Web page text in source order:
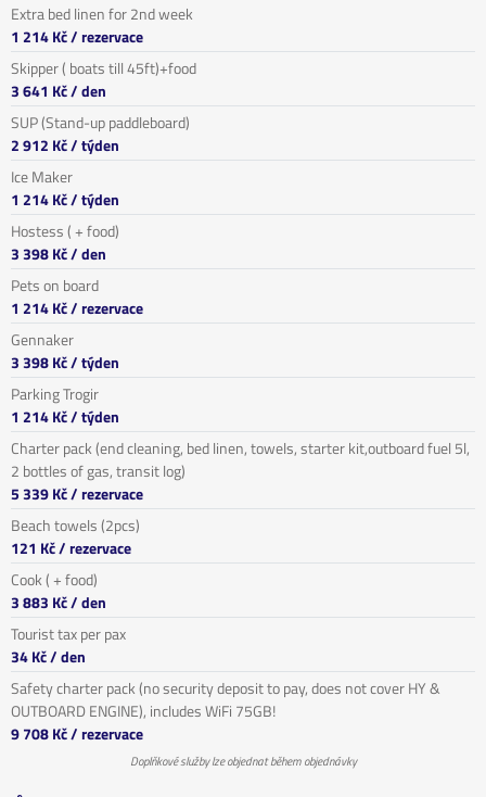
Extra bed linen for 2nd week
1 214 Kč/ rezervace
Skipper ( boats till 45ft)+food
3 641 Kč/ den
SUP (Stand-up paddleboard)
2 912 Kč/ týden
Ice Maker
1 214 Kč/ týden
Hostess ( + food)
3 398 Kč/ den
Pets on board
1 214 Kč/ rezervace
Gennaker
3 398 Kč/ týden
Parking Trogir
1 214 Kč/ týden
Charter pack (end cleaning, bed linen, towels, starter kit,outboard fuel 5l,
2 bottles of gas, transit log)
5 339 Kč/ rezervace
Beach towels (2pcs)
121 Kč/ rezervace
Cook ( + food)
3 883 Kč/ den
Tourist tax per pax
34 Kč/ den
Safety charter pack (no security deposit to pay, does not cover HY &
OUTBOARD ENGINE), includes WiFi 75GB!
9 708 Kč/ rezervace
Doplňkové služby lze objednat během objednávky